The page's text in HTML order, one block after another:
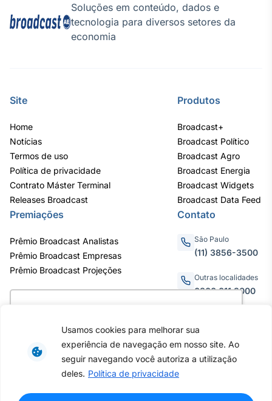
como você interage em nosso site e
personalizar conteúdo. Ao utilizar este site, você
concorda com o uso de cookies.
Saiba mais
Usamos cookies para melhorar sua
experiência de navegação em nosso site. Ao
seguir navegando você autoriza a utilização
deles. Política de privacidade
Soluções em conteúdo, dados e
tecnologia para diversos setores da
economia
Site
Home
Notícias
Termos de uso
Política de privacidade
Contrato Máster Terminal
Releases Broadcast
Produtos
Broadcast+
Broadcast Político
Broadcast Agro
Broadcast Energia
Broadcast Widgets
Broadcast Data Feed
Premiações
Prêmio Broadcast Analistas
Prêmio Broadcast Empresas
Prêmio Broadcast Projeções
Contato
São Paulo
(11) 3856-3500
Outras localidades
0800.011.3000
Av. Eng. Caetano Álvares, 55
- 3º e 6º andar, Bairro do
Limão, São Paulo / SP, CEP
02598-900 - CNPJ: